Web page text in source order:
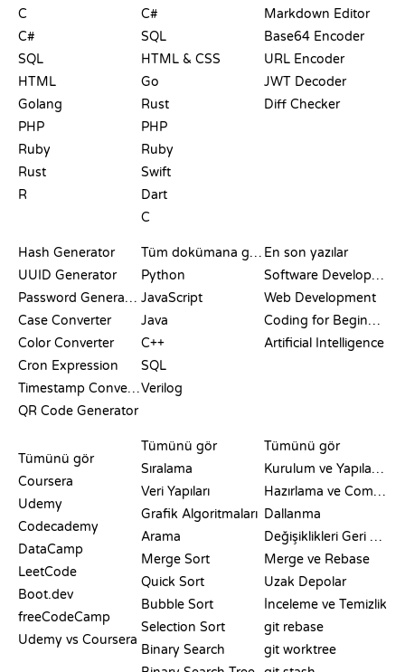
C
C#
SQL
HTML
Golang
PHP
Ruby
Rust
R
C#
SQL
HTML & CSS
Go
Rust
PHP
Ruby
Swift
Dart
C
Markdown Editor
Base64 Encoder
URL Encoder
JWT Decoder
Diff Checker
Hash Generator
UUID Generator
Password Generator
Case Converter
Color Converter
Cron Expression
Timestamp Converter
QR Code Generator
Tüm dokümana göz at
Python
JavaScript
Java
C++
SQL
Verilog
En son yazılar
Software Development
Web Development
Coding for Beginners
Artificial Intelligence
KARŞILAŞTIRMALAR
Tümünü gör
Coursera
Udemy
Codecademy
DataCamp
LeetCode
Boot.dev
freeCodeCamp
Udemy vs Coursera
Tümünü gör
Sıralama
Veri Yapıları
Grafik Algoritmaları
Arama
Merge Sort
Quick Sort
Bubble Sort
Selection Sort
Binary Search
Tümünü gör
Kurulum ve Yapılandırma
Hazırlama ve Commit
Dallanma
Değişiklikleri Geri Alma
Merge ve Rebase
Uzak Depolar
İnceleme ve Temizlik
git rebase
git worktree